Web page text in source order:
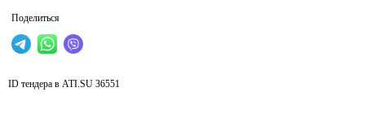
Поделиться
ID тендера в ATI.SU 36551